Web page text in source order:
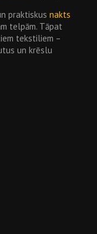
praktiskusnakts
telpām. Tāpat
tekstiliem –
un krēslu